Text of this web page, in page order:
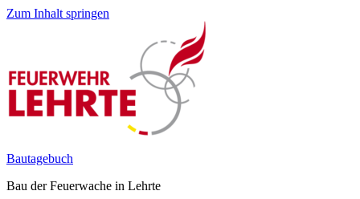
Zum Inhalt springen
Bautagebuch
Bau der Feuerwache in Lehrte